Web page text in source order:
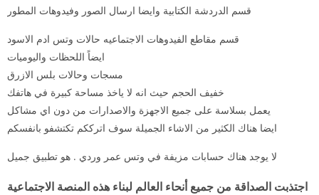
قسم الدردشة الكتابية وايضا ارسال الصور وفيدوهات المطور
قسم مقاطع الفيدوهات الاجتماعيه حالات وتس ادم الاسود
ايضاً اللحظات واليوميات
مسجات وحالات بلس الازرق
خفيف الحجم حيث انه لا ياخذ مساحة كبيرة في هاتفك
يعمل بسلاسة على جميع الاجهزة والاصدارات من دون اي مشاكل
ايضا هناك الكثير من الاشاء الجميلة سوف اترككم تكتشفو بانفسكم
لا يوجد هناك حسابات مزيفة في وتس عمر وردي . هو تطبيق جميل
اجتذبت الصداقة من جميع أنحاء العالم لبناء هذه المنصة الاجتماعية